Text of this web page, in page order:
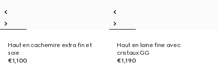
Haut en cachemire extra fin et
soie
€1,100
Haut en laine fine avec
cristaux GG
€1,190